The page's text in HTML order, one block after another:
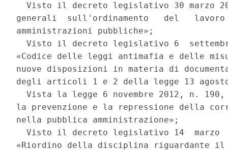
Visto il decreto legislativo 30 marzo
generali  sull'ordinamento   del
amministrazioni pubbliche»;
Visto il decreto legislativo 6
«Codice delle leggi antimafia e delle
nuove disposizioni in materia di
degli articoli 1 e 2 della legge 13
Vista la legge 6 novembre 2012, n.
la prevenzione e la repressione della
nella pubblica amministrazione»;
Visto il decreto legislativo 14  marzo
«Riordino della disciplina riguardante